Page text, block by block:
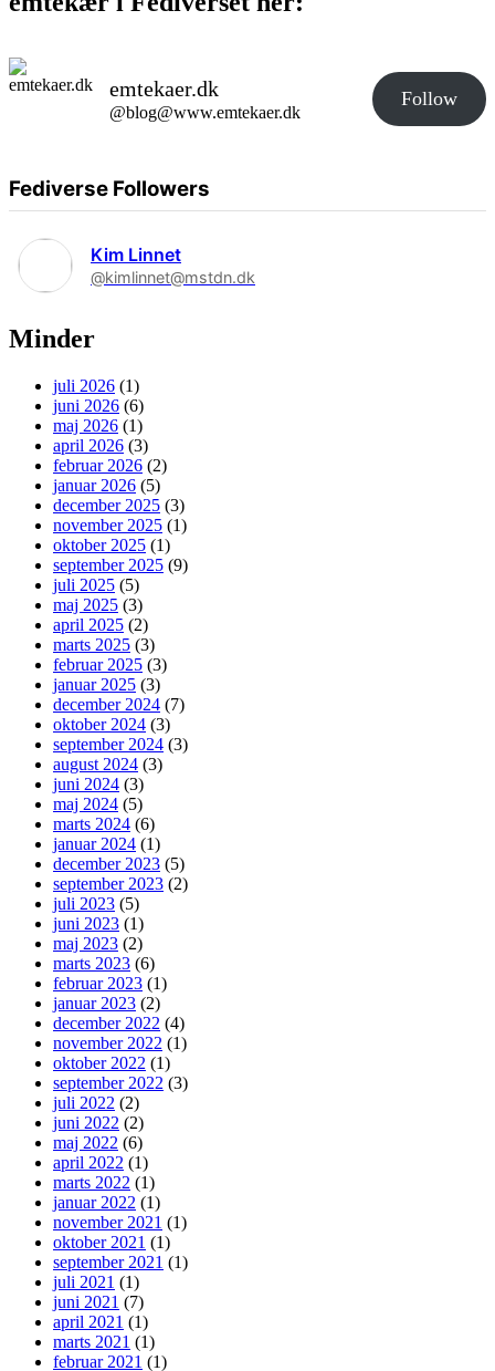
emtekaer.dk
@blog@www.emtekaer.dk
Follow
Fediverse Followers
Kim Linnet
@kimlinnet@mstdn.dk
Minder
juli 2026 (1)
juni 2026 (6)
maj 2026 (1)
april 2026 (3)
februar 2026 (2)
januar 2026 (5)
december 2025 (3)
november 2025 (1)
oktober 2025 (1)
september 2025 (9)
juli 2025 (5)
maj 2025 (3)
april 2025 (2)
marts 2025 (3)
februar 2025 (3)
januar 2025 (3)
december 2024 (7)
oktober 2024 (3)
september 2024 (3)
august 2024 (3)
juni 2024 (3)
maj 2024 (5)
marts 2024 (6)
januar 2024 (1)
december 2023 (5)
september 2023 (2)
juli 2023 (5)
juni 2023 (1)
maj 2023 (2)
marts 2023 (6)
februar 2023 (1)
januar 2023 (2)
december 2022 (4)
november 2022 (1)
oktober 2022 (1)
september 2022 (3)
juli 2022 (2)
juni 2022 (2)
maj 2022 (6)
april 2022 (1)
marts 2022 (1)
januar 2022 (1)
november 2021 (1)
oktober 2021 (1)
september 2021 (1)
juli 2021 (1)
juni 2021 (7)
april 2021 (1)
marts 2021 (1)
februar 2021 (1)